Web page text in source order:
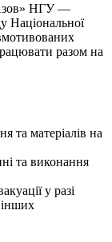
НГУ —
Національної
разом на
та матеріалів на
та виконання
у разі
інших